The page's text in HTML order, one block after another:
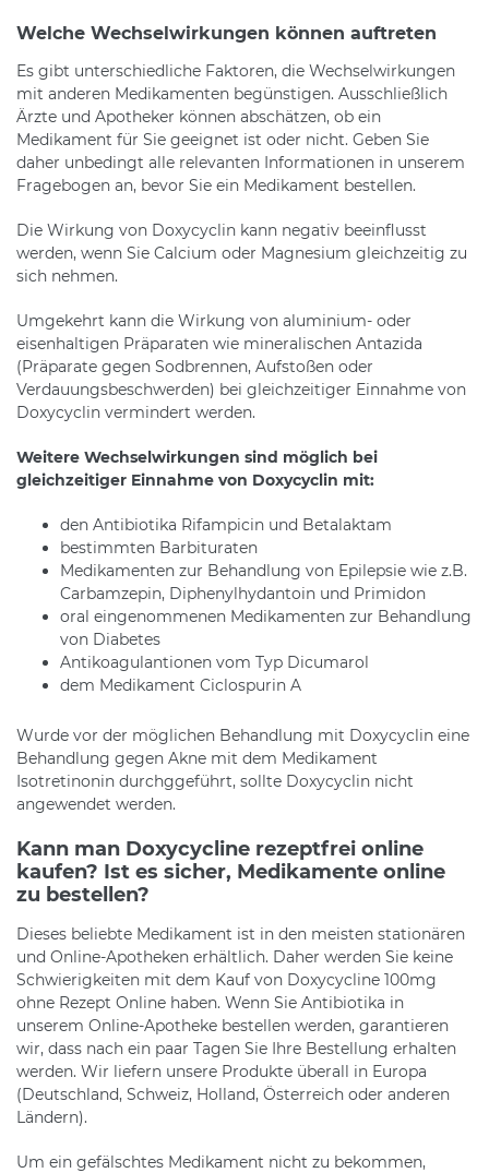
Welche Wechselwirkungen können auftreten
Es gibt unterschiedliche Faktoren, die Wechselwirkungen
mit anderen Medikamenten begünstigen. Ausschließlich
Ärzte und Apotheker können abschätzen, ob ein
Medikament für Sie geeignet ist oder nicht. Geben Sie
daher unbedingt alle relevanten Informationen in unserem
Fragebogen an, bevor Sie ein Medikament bestellen.
Die Wirkung von Doxycyclin kann negativ beeinflusst
werden, wenn Sie Calcium oder Magnesium gleichzeitig zu
sich nehmen.
Umgekehrt kann die Wirkung von aluminium- oder
eisenhaltigen Präparaten wie mineralischen Antazida
(Präparate gegen Sodbrennen, Aufstoßen oder
Verdauungsbeschwerden) bei gleichzeitiger Einnahme von
Doxycyclin vermindert werden.
Weitere Wechselwirkungen sind möglich bei
gleichzeitiger Einnahme von Doxycyclin mit:
den Antibiotika Rifampicin und Betalaktam
bestimmten Barbituraten
Medikamenten zur Behandlung von Epilepsie wie z.B.
Carbamzepin, Diphenylhydantoin und Primidon
oral eingenommenen Medikamenten zur Behandlung
von Diabetes
Antikoagulantionen vom Typ Dicumarol
dem Medikament Ciclospurin A
Wurde vor der möglichen Behandlung mit Doxycyclin eine
Behandlung gegen Akne mit dem Medikament
Isotretinonin durchggeführt, sollte Doxycyclin nicht
angewendet werden.
Kann man Doxycycline rezeptfrei online
kaufen? Ist es sicher, Medikamente online
zu bestellen?
Dieses beliebte Medikament ist in den meisten stationären
und Online-Apotheken erhältlich. Daher werden Sie keine
Schwierigkeiten mit dem Kauf von Doxycycline 100mg
ohne Rezept Online haben. Wenn Sie Antibiotika in
unserem Online-Apotheke bestellen werden, garantieren
wir, dass nach ein paar Tagen Sie Ihre Bestellung erhalten
werden. Wir liefern unsere Produkte überall in Europa
(Deutschland, Schweiz, Holland, Österreich oder anderen
Ländern).
Um ein gefälschtes Medikament nicht zu bekommen,